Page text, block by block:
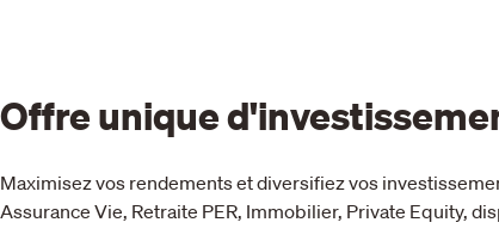
Offre unique
Maximisez vos rendements et diversifiez vos
Assurance Vie, Retraite PER, Immobilier, Private Equity,